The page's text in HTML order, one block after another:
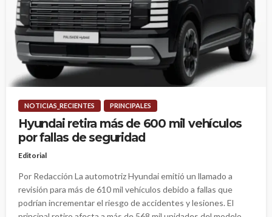
NOTICIAS_RECIENTES PRINCIPALES
Hyundai retira más de 600 mil vehículos
por fallas de seguridad
Editorial
Por Redacción La automotriz Hyundai emitió un llamado a
revisión para más de 610 mil vehículos debido a fallas que
podrían incrementar el riesgo de accidentes y lesiones. El